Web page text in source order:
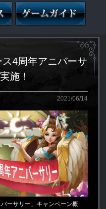
ス4周年アニバーサ
施！
2021/06/14
ーサリー」キャンペーン概